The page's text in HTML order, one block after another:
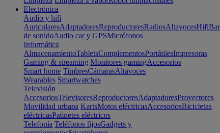
Electrónica
Audio y hifi
AuricularesAdaptadoresReproductoresRadiosAltavocesHifi
de sonidoAudio car y GPSMicrófonos
Informática
AlmacenamientoTabletsComplementosPortátilesImpresoras
Gaming & streaming Monitores gamingAccesorios
Smart home TimbresCámarasAltavoces
Wearables Smartwatches
Televisión
AccesoriosTelevisoresReproductoresAdaptadoresProyectores
Movilidad urbana KartsMotos eléctricasAccesoriosBicicletas
eléctricasPatinetes eléctricos
Telefonía Teléfonos fijosGadgets y